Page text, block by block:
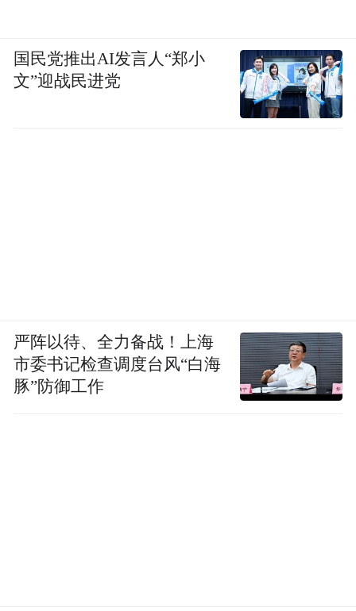
国民党推出AI发言人“郑小
文”迎战民进党
严阵以待、全力备战！上海
市委书记检查调度台风“白海
豚”防御工作